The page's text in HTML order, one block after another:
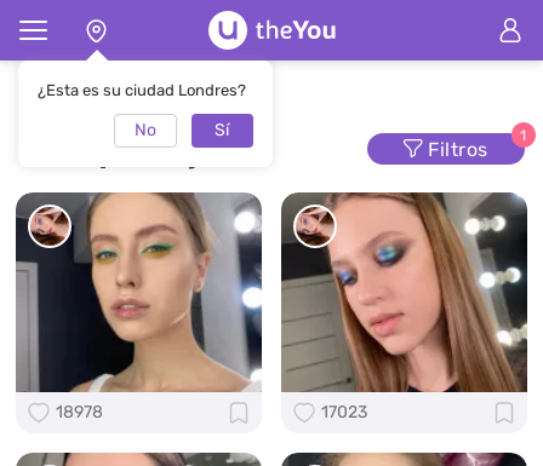
¿Esta es su ciudad Londres?
No Sí
Página de inicio Maquillaje
Maquillaje Filtros
1
18978 17023